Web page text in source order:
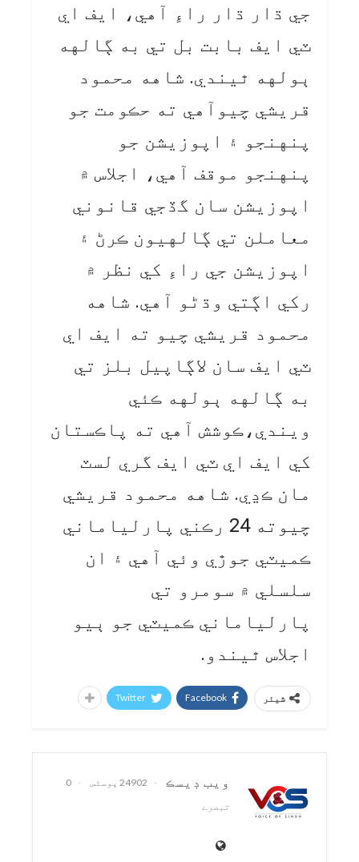
جي ڌار ڌار راءِ آهي، ايف اي
ٽي ايف بابت بل تي به ڳالهه
ٻولهه ٿيندي. شاهه محمود
قريشي چيوآهي ته حڪومت جو
پنهنجو ۽ اپوزيشن جو
پنهنجو موقف آهي، اجلاس ۾
اپوزيشن سان گڏجي قانوني
معاملن تي ڳالهيون ڪرڻ ۽
اپوزيشن جي راءِ کي نظر ۾
رکي اڳتي وڌڻو آهي. شاهه
محمود قريشي چيو ته ايف اي
ٽي ايف سان لاڳاپيل بلز تي
به ڳالهه ٻولهه ڪئي
ويندي،ڪوشش آهي ته پاڪستان
کي ايف اي ٽي ايف گري لسٽ
مان ڪڍي. شاهه محمود قريشي
چيوته 24 رڪني پارلياماني
ڪميٽي جوڙي وئي آهي ۽ ان
سلسلي ۾ سومرو تي
پارلياماني ڪميٽي جو ٻيو
اجلاس ٿيندو.
شیئر Facebook
Twitter
ويب ڊيسڪ 24902 پوسٹس
0
تبصرے